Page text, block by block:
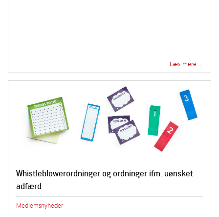
Læs mere …
Whistleblowerordninger og ordninger ifm. uønsket
adfærd
Medlemsnyheder